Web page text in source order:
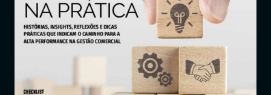
Notícias
Entrar